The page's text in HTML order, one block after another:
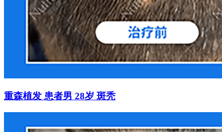
重森植发 患者男 28岁 斑秃